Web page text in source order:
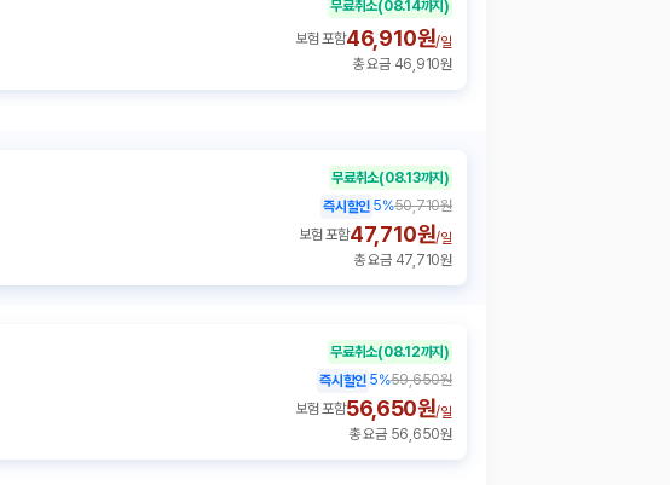
무료취소(08.14까지)
보험 포함46,910원/일
총 요금 46,910원
무료취소(08.13까지)
즉시할인 5%50,710원
보험 포함47,710원/일
총 요금 47,710원
무료취소(08.12까지)
즉시할인 5%59,650원
보험 포함56,650원/일
총 요금 56,650원